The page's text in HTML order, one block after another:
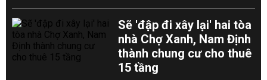
Sẽ 'đập đi xây lại' hai tòa
nhà Chợ Xanh, Nam Định
thành chung cư cho thuê
15 tầng